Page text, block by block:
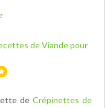
de Viande pour
deCrépinettes de